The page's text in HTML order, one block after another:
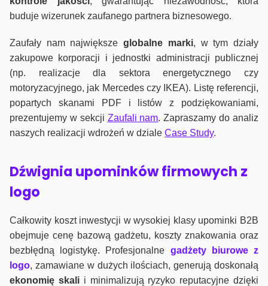
buduje wizerunek zaufanego partnera biznesowego.
Zaufały nam największeglobalne marki, w tym działy
zakupowe korporacji i jednostki administracji publicznej
(np. realizacje dla sektora energetycznego czy
motoryzacyjnego, jak Mercedes czy IKEA). Listę referencji,
popartych skanami PDF i listów z podziękowaniami,
prezentujemy w sekcji Zaufali nam. Zapraszamy do analiz
naszych realizacji wdrożeń w dziale Case Study.
Dźwignia upominków firmowych z
logo
Całkowity koszt inwestycji w wysokiej klasy upominki B2B
obejmuje cenę bazową gadżetu, koszty znakowania oraz
bezbłędną logistykę. Profesjonalne gadżety biurowe z
logo, zamawiane w dużych ilościach, generują doskonałą
ekonomię skalii minimalizują ryzyko reputacyjne dzięki